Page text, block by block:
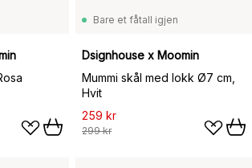
Bare et fåtall igjen
Dsignhouse x Moomin
Mummi skål med lokk Ø7 cm,
Hvit
259 kr
299 kr